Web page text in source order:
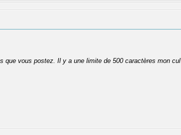
que vous postez. Il y a une limite de 500 caractères mon cul